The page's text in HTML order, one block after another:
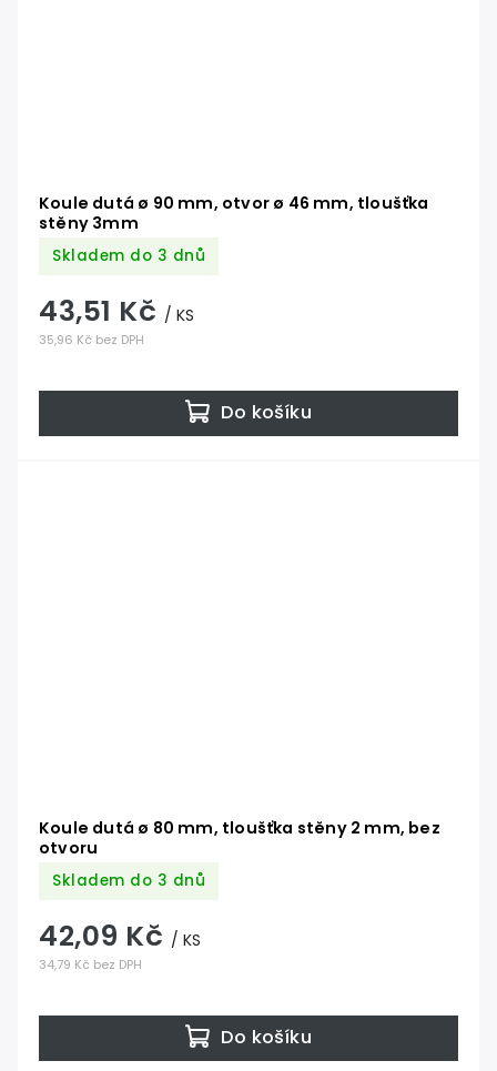
Koule dutá ø 90 mm, otvor ø 46 mm, tloušťka
stěny 3mm
Skladem do 3 dnů
35,96 Kč bez DPH
43,51 Kč / KS
Do košíku
Koule dutá ø 80 mm, tloušťka stěny 2 mm, bez
otvoru
Skladem do 3 dnů
34,79 Kč bez DPH
42,09 Kč / KS
Do košíku